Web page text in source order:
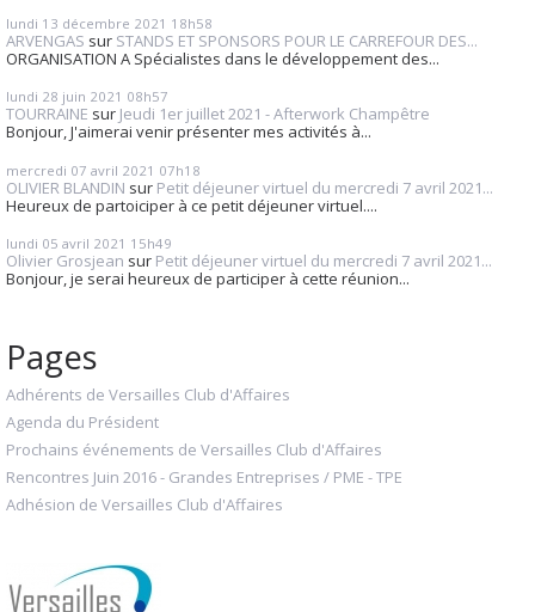
lundi 13 décembre 2021 18h58
ARVENGAS sur STANDS ET SPONSORS POUR LE CARREFOUR DES...
ORGANISATION A Spécialistes dans le développement des...
lundi 28 juin 2021 08h57
TOURRAINE sur Jeudi 1er juillet 2021 - Afterwork Champêtre
Bonjour, J'aimerai venir présenter mes activités à...
mercredi 07 avril 2021 07h18
OLIVIER BLANDIN sur Petit déjeuner virtuel du mercredi 7 avril 2021...
Heureux de partoiciper à ce petit déjeuner virtuel....
lundi 05 avril 2021 15h49
Olivier Grosjean sur Petit déjeuner virtuel du mercredi 7 avril 2021...
Bonjour, je serai heureux de participer à cette réunion...
Pages
Adhérents de Versailles Club d'Affaires
Agenda du Président
Prochains événements de Versailles Club d'Affaires
Rencontres Juin 2016 - Grandes Entreprises / PME - TPE
Adhésion de Versailles Club d'Affaires